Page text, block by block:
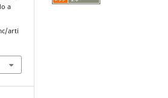
a
arti